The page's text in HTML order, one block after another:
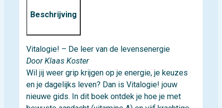
Beschrijving
Vitalogie! – De leer van de levensenergie
Door Klaas Koster
Wil jij weer grip krijgen op je energie, je keuzes
en je dagelijks leven? Dan is Vitalogie! jouw
nieuwe gids. In dit boek ontdek je hoe je met